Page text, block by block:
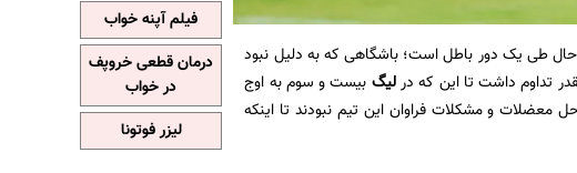
طی یک دور باطل است؛ باشگاهی که به دلیل نبود
تداوم داشت تا این که درلیگ بیست و سوم به اوج
معضلات و مشکلات فراوان این تیم نبودند تا اینکه
فیلم آپنه خواب
درمان قطعی خروپف
در خواب
لیزر فوتونا